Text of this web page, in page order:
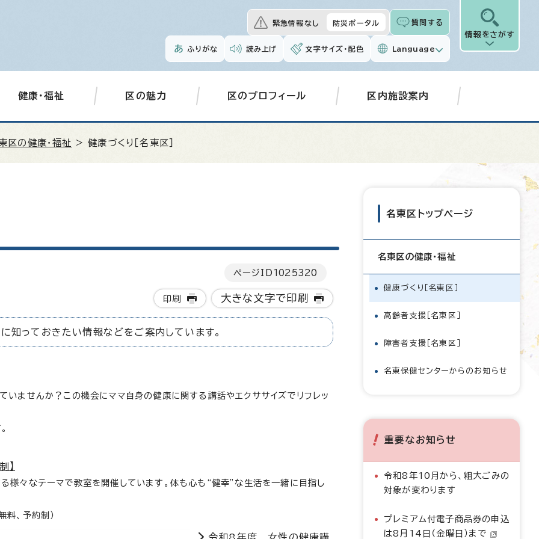
緊急情報なし 防災ポータル 質問する
ふりがな 読み上げ 文字サイズ・配色 Language
情報をさがす
健康・福祉 区の魅力 区のプロフィール 区内施設案内
区の健康・福祉 > 健康づくり［名東区］
ページID 1025320
印刷 大きな文字で印刷
知っておきたい情報などをご案内しています。
いませんか？この機会にママ自身の健康に関する講話やエクササイズでリフレッ
】
々なテーマで教室を開催しています。体も心も“健幸”な生活を一緒に目指し
、予約制）
名東区トップページ
名東区の健康・福祉
健康づくり［名東区］
高齢者支援［名東区］
障害者支援［名東区］
名東保健センターからのお知らせ
重要なお知らせ
令和8年10月から、粗大ごみの
対象が変わります
プレミアム付電子商品券の申込
は8月14日（金曜日）まで